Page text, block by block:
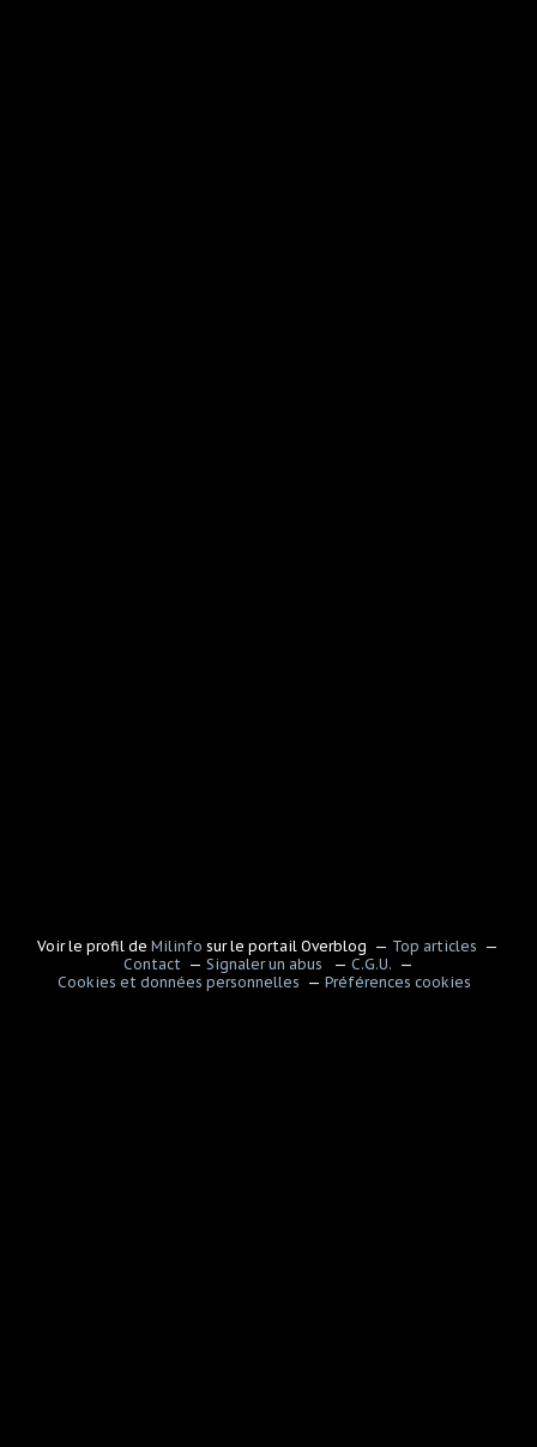
Voir le profil deMilinfo sur le portail Overblog
Top articles
Contact
Signaler un abus
C.G.U.
Cookies et données personnelles
Préférences cookies